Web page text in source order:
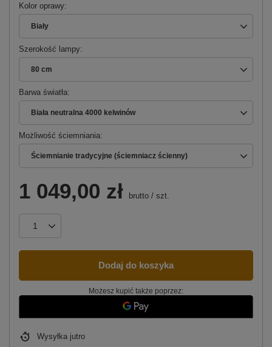
Kolor oprawy
Biały
Szerokość lampy
80 cm
Barwa światła
Biała neutralna 4000 kelwinów
Możliwość ściemniania
Ściemnianie tradycyjne (ściemniacz ścienny)
1 049,00 zł brutto / szt.
Dodaj do koszyka
Możesz kupić także poprzez:
Wysyłka jutro